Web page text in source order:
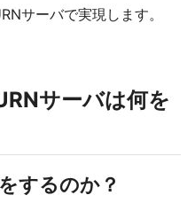
サーバで実現します。
サーバは何を
するのか？